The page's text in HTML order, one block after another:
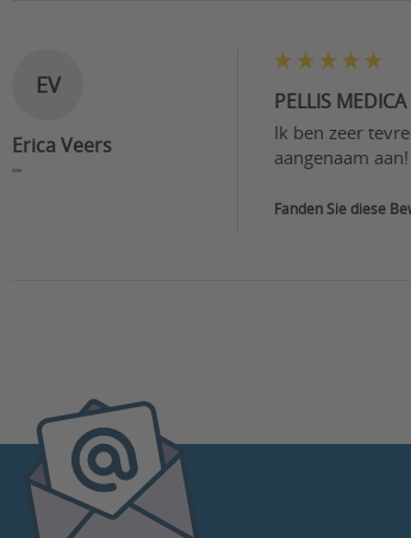
EV
Erica Veers
""
PELLIS
Ik ben zeer
aangenaam aan!
Fanden Sie diese